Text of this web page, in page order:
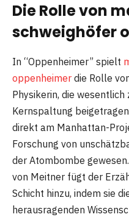
Die Rolle von
schweighöfer
In “Oppenheimer” spielt
oppenheimer die Rolle
Physikerin, die
Kernspaltung
direkt am Manhattan-
Forschung von
der Atombombe
von Meitner fügt der
Schicht hinzu, indem sie
herausragenden